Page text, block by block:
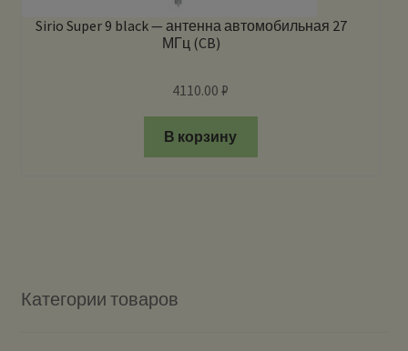
Sirio Super 9 black — антенна автомобильная 27
МГц (CB)
4110.00₽
В корзину
Категории товаров